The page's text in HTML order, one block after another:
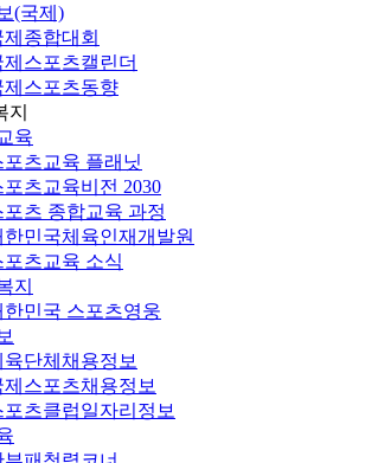
(국제)
제종합대회
제스포츠캘린더
제스포츠동향
지
육
포츠교육 플래닛
포츠교육비전 2030
포츠 종합교육 과정
한민국체육인재개발원
포츠교육 소식
지
한민국 스포츠영웅
육단체채용정보
제스포츠채용정보
포츠클럽일자리정보